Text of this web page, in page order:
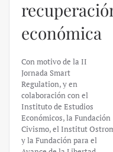
Martín
https://
content/uploads/2022/
Este informe analiza las
dinámicas del sector de los
VTC en España tras la
aprobación del Real
Decreto 13/2018, a través
del…
LEER MÁS…